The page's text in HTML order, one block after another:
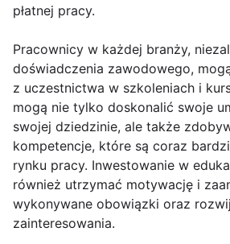
płatnej pracy.
Pracownicy w każdej branży,
doświadczenia zawodowego,
z uczestnictwa w szkoleniach i
mogą nie tylko doskonalić swoje
swojej dziedzinie, ale także
kompetencje, które są coraz
rynku pracy. Inwestowanie w
również utrzymać motywację i
wykonywane obowiązki oraz
zainteresowania.